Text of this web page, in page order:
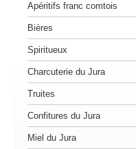
Apéritifs franc comtois
Bières
Spiritueux
Charcuterie du Jura
Truites
Confitures du Jura
Miel du Jura